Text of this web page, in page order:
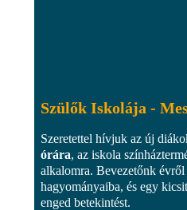
Szülők Iskolája -
Szeretettel hívjuk az új
órára, az iskola
alkalomra. Bevezetőnk évről
hagyományaiba, és egy
enged betekintést.